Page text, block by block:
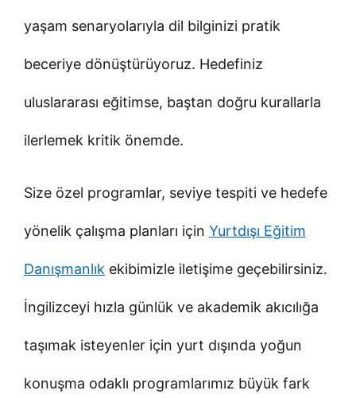
yaşam senaryolarıyla dil bilginizi pratik
beceriye dönüştürüyoruz. Hedefiniz
uluslararası eğitimse, baştan doğru kurallarla
ilerlemek kritik önemde.
Size özel programlar, seviye tespiti ve hedefe
yönelik çalışma planları için Yurtdışı Eğitim
Danışmanlık ekibimizle iletişime geçebilirsiniz.
İngilizceyi hızla günlük ve akademik akıcılığa
taşımak isteyenler için yurt dışında yoğun
konuşma odaklı programlarımız büyük fark